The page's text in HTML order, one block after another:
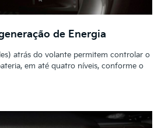
de Energia
atrás do volante permitem controlar o
em até quatro níveis, conforme o